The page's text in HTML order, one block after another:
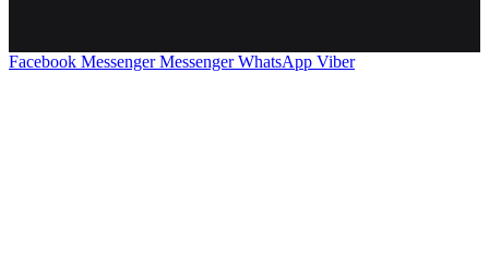
Facebook Messenger Messenger WhatsApp Viber